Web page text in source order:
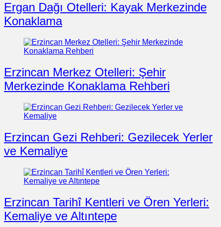
Ergan Dağı Otelleri: Kayak Merkezinde
Konaklama
Erzincan Merkez Otelleri: Şehir
Merkezinde Konaklama Rehberi
Erzincan Gezi Rehberi: Gezilecek Yerler
ve Kemaliye
Erzincan Tarihî Kentleri ve Ören Yerleri:
Kemaliye ve Altıntepe